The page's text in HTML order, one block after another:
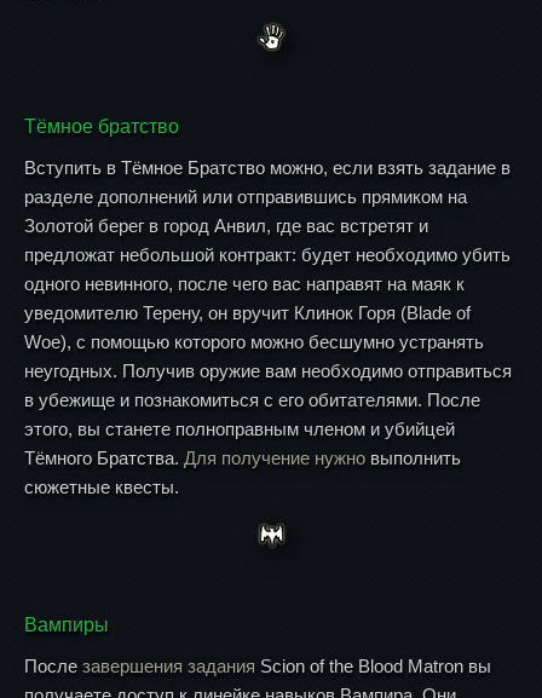
Тёмное братство
Вступить в Тёмное Братство можно, если взять задание в
разделе дополнений или отправившись прямиком на
Золотой берег в город Анвил, где вас встретят и
предложат небольшой контракт: будет необходимо убить
одного невинного, после чего вас направят на маяк к
уведомителю Терену, он вручит Клинок Горя (Blade of
Woe), с помощью которого можно бесшумно устранять
неугодных. Получив оружие вам необходимо отправиться
в убежище и познакомиться с его обитателями. После
этого, вы станете полноправным членом и убийцей
Тёмного Братства. Для получение нужно выполнить
сюжетные квесты.
Вампиры
После завершения задания Scion of the Blood Matron вы